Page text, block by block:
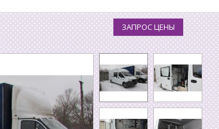
ЗАПРОС ЦЕНЫ